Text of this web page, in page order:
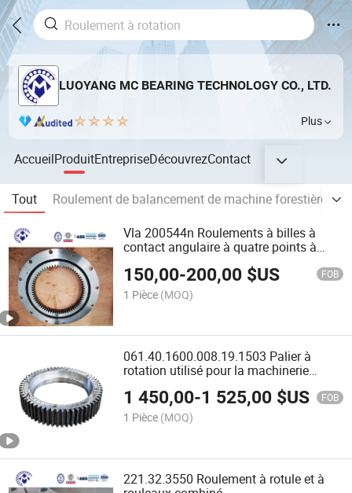
LUOYANG MC BEARING TECHNOLOGY CO., LTD.
Plus
AccueilProduitEntrepriseDécouvrezContact
Tout Roulement de balancement de machine forestière
Vla 200544n Roulements à billes à
contact angulaire à quatre points à
150,00-200,00 $US FOB
1 Pièce (MOQ)
061.40.1600.008.19.1503 Palier à
rotation utilisé pour la machinerie
1 450,00-1 525,00 $US FOB
1 Pièce (MOQ)
221.32.3550 Roulement à rotule et à